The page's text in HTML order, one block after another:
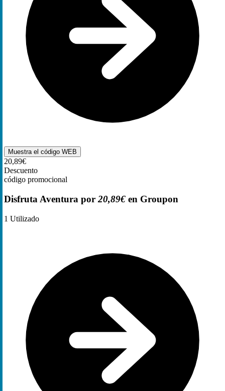
Muestra el código WEB
20,89€
Descuento
código promocional
Disfruta Aventura por 20,89€ en Groupon
1 Utilizado